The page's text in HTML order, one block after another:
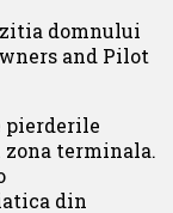
domnului
and Pilot
pierderile
terminala.
din